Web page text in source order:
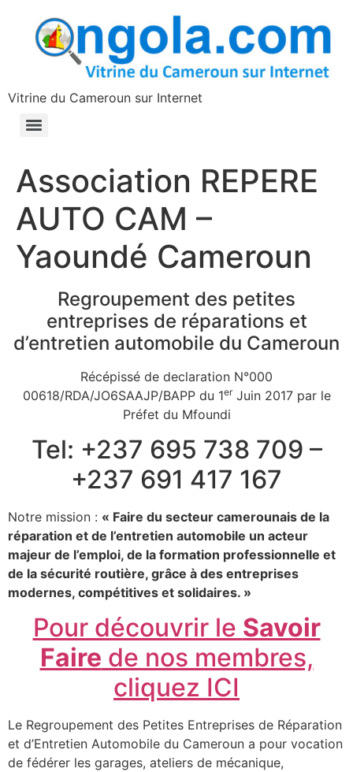
principal
Vitrine du Cameroun sur Internet
Association REPERE
AUTO CAM –
Yaoundé Cameroun
Regroupement des petites
entreprises de réparations et
d’entretien automobile du Cameroun
Récépissé de declaration N°000
00618/RDA/JO6SAAJP/BAPP du 1erJuin 2017 par le
Préfet du Mfoundi
Tel: +237 695 738 709 –
+237 691 417 167
Notre mission : « Faire du secteur camerounais de la
réparation et de l’entretien automobile un acteur
majeur de l’emploi, de la formation professionnelle et
de la sécurité routière, grâce à des entreprises
modernes, compétitives et solidaires. »
Pour découvrir le Savoir
Faire de nos membres,
cliquez ICI
Le Regroupement des Petites Entreprises de Réparation
et d’Entretien Automobile du Cameroun a pour vocation
de fédérer les garages, ateliers de mécanique,